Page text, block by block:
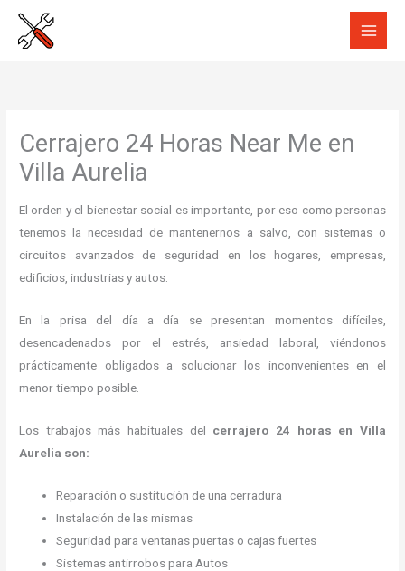
Cerrajero 24 Horas Near Me en
Villa Aurelia
El orden y el bienestar social es importante, por eso como personas
tenemos la necesidad de mantenernos a salvo, con sistemas o
circuitos avanzados de seguridad en los hogares, empresas,
edificios, industrias y autos.
En la prisa del día a día se presentan momentos difíciles,
desencadenados por el estrés, ansiedad laboral, viéndonos
prácticamente obligados a solucionar los inconvenientes en el
menor tiempo posible.
Los trabajos más habituales del cerrajero 24 horas en Villa
Aurelia son:
Reparación o sustitución de una cerradura
Instalación de las mismas
Seguridad para ventanas puertas o cajas fuertes
Sistemas antirrobos para Autos